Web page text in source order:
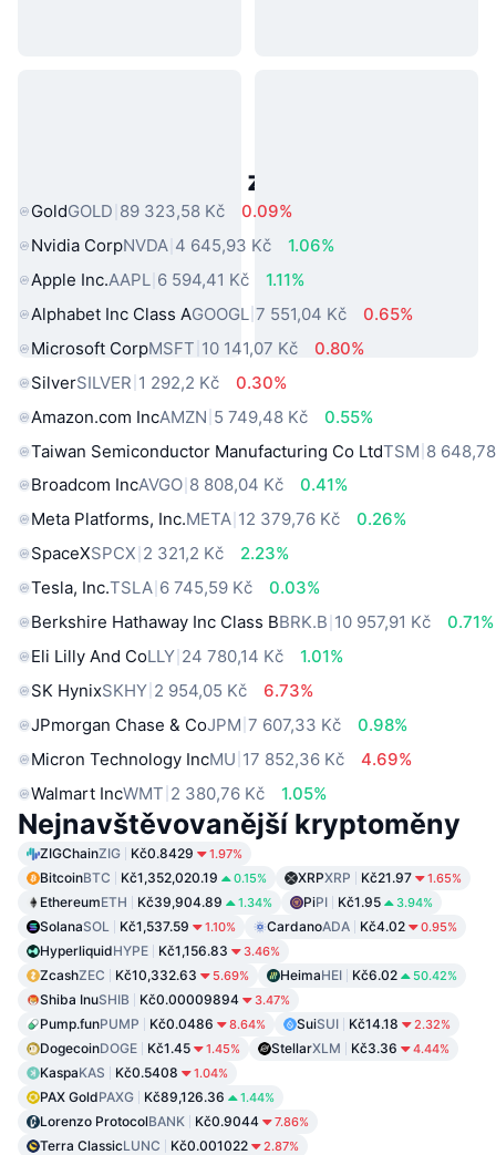
Populární aktiva z reálného světa
GoldGOLD 89 323,58 Kč
0.09%
Nvidia CorpNVDA 4 645,93 Kč
1.06%
Apple Inc.AAPL 6 594,41 Kč
1.11%
Alphabet Inc Class AGOOGL 7 551,04 Kč
0.65%
Microsoft CorpMSFT 10 141,07 Kč
0.80%
SilverSILVER 1 292,2 Kč
0.30%
Amazon.com IncAMZN 5 749,48 Kč
0.55%
Taiwan Semiconductor Manufacturing Co LtdTSM 8
Broadcom IncAVGO 8 808,04 Kč
0.41%
Meta Platforms, Inc.META 12 379,76 Kč
0.26%
SpaceXSPCX 2 321,2 Kč
2.23%
Tesla, Inc.TSLA 6 745,59 Kč
0.03%
Berkshire Hathaway Inc Class BBRK.B 10 957,91 Kč
0.71%
Eli Lilly And CoLLY 24 780,14 Kč
1.01%
SK HynixSKHY 2 954,05 Kč
6.73%
JPmorgan Chase & CoJPM 7 607,33 Kč
0.98%
Micron Technology IncMU 17 852,36 Kč
4.69%
Walmart IncWMT 2 380,76 Kč 1.05%
Nejnavštěvovanější kryptoměny
ZIGChainZIG Kč0.8429 1.97%
BitcoinBTC Kč1,352,020.19 0.15% XRPXRP Kč21.97 1.65%
EthereumETH Kč39,904.89 1.34% PiPI Kč1.95 3.94%
SolanaSOL Kč1,537.59 1.10% CardanoADA Kč4.02 0.95%
HyperliquidHYPE Kč1,156.83 3.46%
ZcashZEC Kč10,332.63 5.69% HeimaHEI Kč6.02 50.42%
Shiba InuSHIB Kč0.00009894 3.47%
Pump.funPUMP Kč0.0486 8.64% SuiSUI Kč14.18 2.32%
DogecoinDOGE Kč1.45 1.45% StellarXLM Kč3.36 4.44%
KaspaKAS Kč0.5408 1.04%
PAX GoldPAXG Kč89,126.36 1.44%
Lorenzo ProtocolBANK Kč0.9044 7.86%
Terra ClassicLUNC Kč0.001022 2.87%